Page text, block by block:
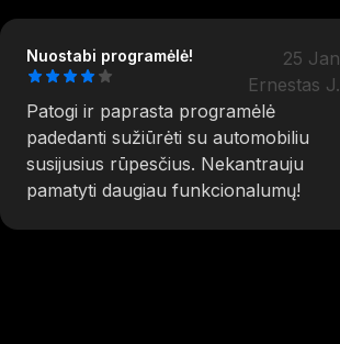
Nuostabi programėlė!
25 Jan
Ernestas J.
Patogi ir paprasta programėlė
padedanti sužiūrėti su automobiliu
susijusius rūpesčius. Nekantrauju
pamatyti daugiau funkcionalumų!